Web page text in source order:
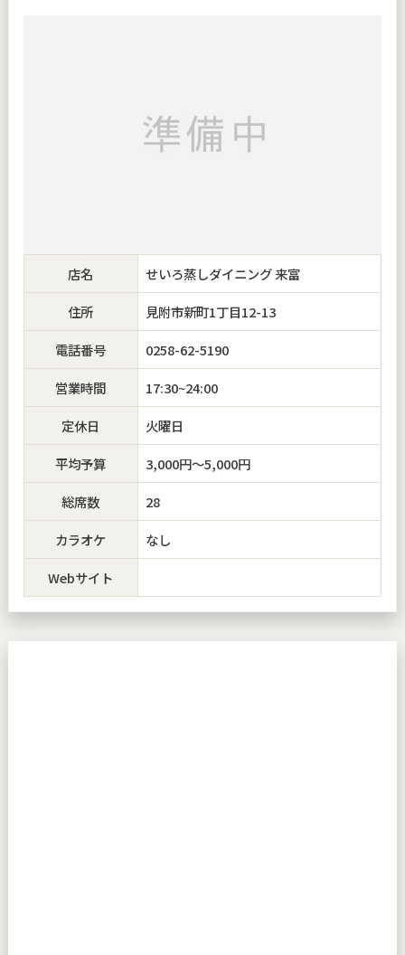
店名
せいろ蒸しダイニング 来富
住所
見附市新町1丁目12-13
電話番号
0258-62-5190
営業時間
17:30~24:00
定休日
火曜日
平均予算
3,000円～5,000円
総席数
28
カラオケ
なし
Webサイト